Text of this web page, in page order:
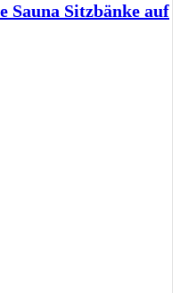
Sauna Sitzbänke auf